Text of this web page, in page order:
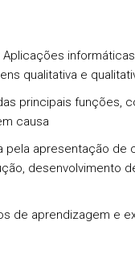
qualitativa e
principais funções,
causa
pela apresentação
desenvolvimento
de aprendizagem e